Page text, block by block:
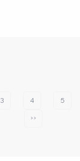
3 4 5
››